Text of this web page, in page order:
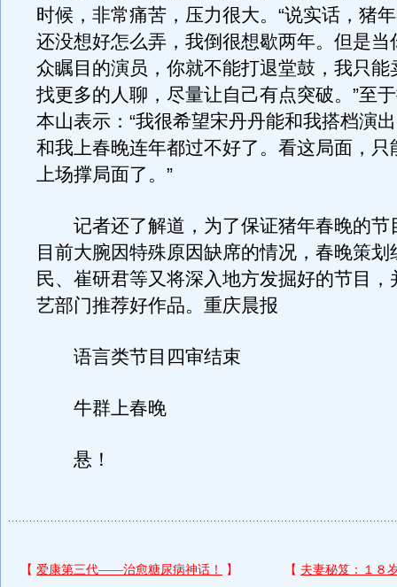
时候，非常痛苦，压力很大。“说实话，猪
还没想好怎么弄，我倒很想歇两年。但是当
众瞩目的演员，你就不能打退堂鼓，我只能
找更多的人聊，尽量让自己有点突破。”至
本山表示：“我很希望宋丹丹能和我搭档演
和我上春晚连年都过不好了。看这局面，只
上场撑局面了。”
记者还了解道，为了保证猪年春晚的节
目前大腕因特殊原因缺席的情况，春晚策划
民、崔研君等又将深入地方发掘好的节目，
艺部门推荐好作品。重庆晨报
语言类节目四审结束
牛群上春晚
悬！